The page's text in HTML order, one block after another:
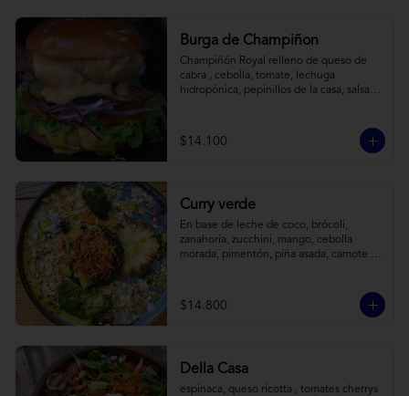
Burga de Champiñon
Champiñón Royal relleno de queso de
cabra , cebolla, tomate, lechuga
hidropónica, pepinillos de la casa, salsa
$14.100
Curry verde
En base de leche de coco, brócoli,
zanahoria, zucchini, mango, cebolla
morada, pimentón, piña asada, camote
$14.800
Della Casa
espinaca, queso ricotta , tomates cherrys